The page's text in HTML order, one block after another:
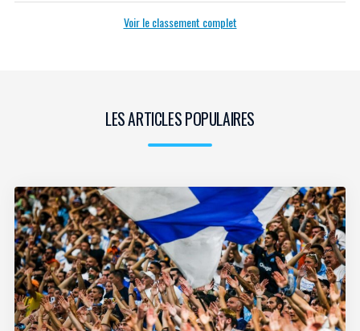
Voir le classement complet
LES ARTICLES POPULAIRES